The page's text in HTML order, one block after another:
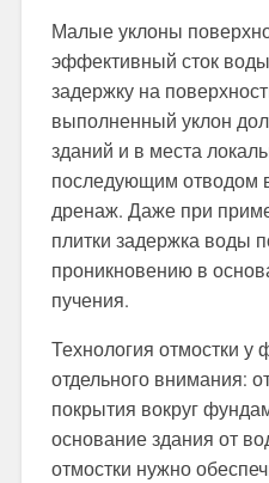
Малые уклоны
эффективный сток
задержку на
выполненный уклон
зданий и в места
последующим отводом
дренаж. Даже при
плитки задержка воды
проникновению в
пучения.
Технология отмостки у
отдельного внимания:
покрытия вокруг
основание здания от
отмостки нужно